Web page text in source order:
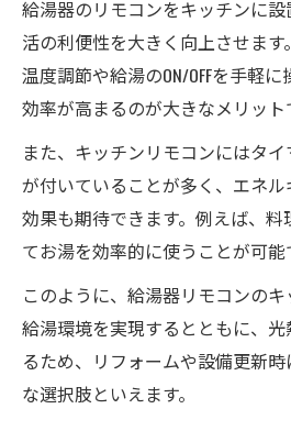
給湯器のリモコンをキッチンに
活の利便性を大きく向上させま
温度調節や給湯のON/OFFを手軽
効率が高まるのが大きなメリット
また、キッチンリモコンにはタ
が付いていることが多く、エネ
効果も期待できます。例えば、
てお湯を効率的に使うことが可能
このように、給湯器リモコンの
給湯環境を実現するとともに、
るため、リフォームや設備更新
な選択肢といえます。